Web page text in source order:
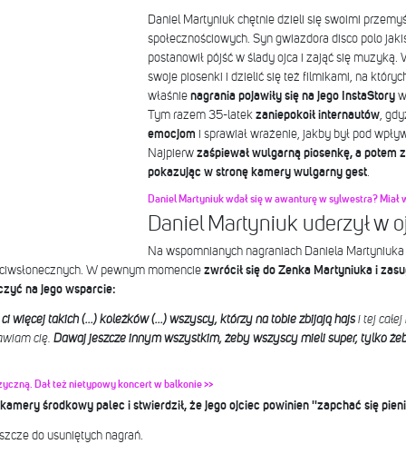
Daniel Martyniuk chętnie dzieli się swoimi
społecznościowych. Syn gwiazdora disco polo
postanowił pójść w ślady ojca i zająć się
swoje piosenki i dzielić się też filmikami, na
właśnie nagrania pojawiły się na jego InstaStory
Tym razem 35-latek zaniepokoił internautów,
emocjom i sprawiał wrażenie, jakby był pod
Najpierwzaśpiewał wulgarną piosenkę, a potem
pokazując w stronę kamery wulgarny gest.
Daniel Martyniuk wdał się w awanturę w sylwestra? Miał
Daniel Martyniuk uderzył w
Na wspomnianych nagraniach Daniela
W pewnym momencie zwrócił się do Zenka Martyniuka i
na jego wsparcie:
więcej takich (...) koleżków (...) wszyscy, którzy na tobie zbijają hajsi tej całej
cię. Dawaj jeszcze innym wszystkim, żeby wszyscy mieli super, tylko
Dał też nietypowy koncert w balkonie >>
środkowy palec i stwierdził, że jego ojciec powinien ''zapchać się
do usuniętych nagrań.